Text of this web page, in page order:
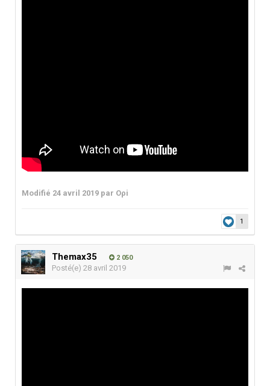
Modifié 24 avril 2019 par Oρi
1
Themax35 2 050
Posté(e) 28 avril 2019